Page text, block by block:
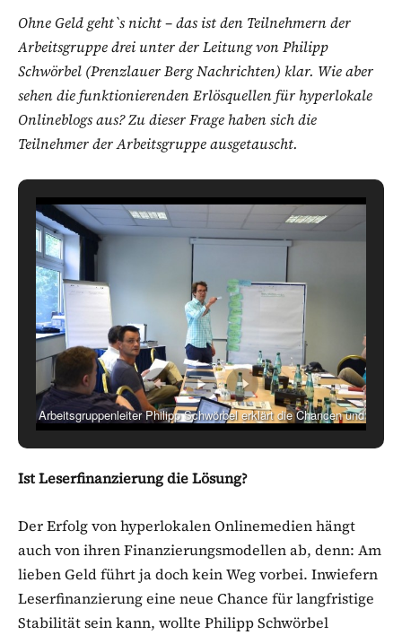
Ohne Geld geht`s nicht – das ist den Teilnehmern der
Arbeitsgruppe drei unter der Leitung von Philipp
Schwörbel (Prenzlauer Berg Nachrichten) klar. Wie aber
sehen die funktionierenden Erlösquellen für hyperlokale
Onlineblogs aus? Zu dieser Frage haben sich die
Teilnehmer der Arbeitsgruppe ausgetauscht.
Arbeitsgruppenleiter Philipp Schwörbel erklärt die Chancen und
Ist Leserfinanzierung die Lösung?
Der Erfolg von hyperlokalen Onlinemedien hängt
auch von ihren Finanzierungsmodellen ab, denn: Am
lieben Geld führt ja doch kein Weg vorbei. Inwiefern
Leserfinanzierung eine neue Chance für langfristige
Stabilität sein kann, wollte Philipp Schwörbel